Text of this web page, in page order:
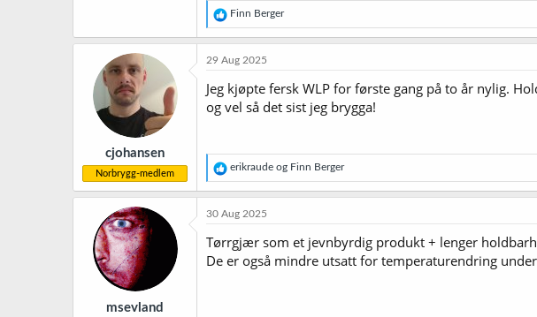
R
e
a
j
o
n
:
Finn Berger
cjohansen
Norbrygg-medlem
29 Aug 2025
Jeg kjøpte fersk WLP for første gang på to år nylig.
og vel så det sist jeg brygga!
R
e
a
o
n
erikraude og Finn Berger
msevland
30 Aug 2025
Tørrgjær som et jevnbyrdig produkt + lenger
De er også mindre utsatt for temperaturendring